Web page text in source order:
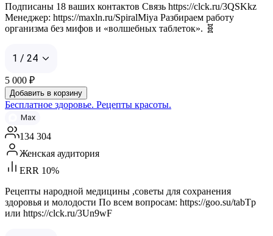
Подписаны 18 ваших контактов Связь https://clck.ru/3QSKkz
Менеджер: https://maxln.ru/SpiralMiya Разбираем работу
организма без мифов и «волшебных таблеток». 🧬
1 / 24
5 000 ₽
Добавить в корзину
Бесплатное здоровье. Рецепты красоты.
Max
134 304
Женская аудитория
ERR 10%
Рецепты народной медицины ,советы для сохранения
здоровья и молодости По всем вопросам: https://goo.su/tabTp
или https://clck.ru/3Un9wF